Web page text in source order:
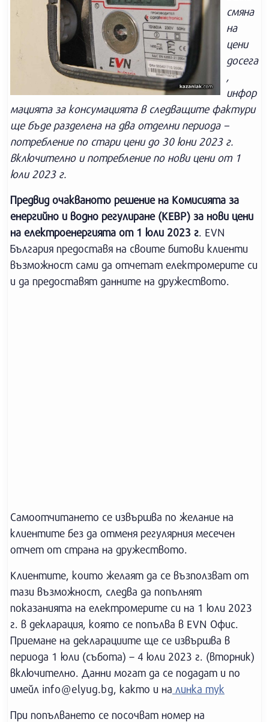
смяна
на
цени
досега
,
инфор
мацията за консумацията в следващите фактури
ще бъде разделена на два отделни периода –
потребление по стари цени до 30 юни 2023 г.
включително и потребление по нови цени от 1
юли 2023 г.
Предвид очакваното решение на Комисията за
енергийно и водно регулиране (КЕВР) за нови цени
на електроенергията от 1 юли 2023 г. EVN
България предоставя на своите битови клиенти
възможност сами да отчетат електромерите си
и да предоставят данните на дружеството.
Самоотчитането се извършва по желание на
клиентите без да отменя регулярния месечен
отчет от страна на дружеството.
Клиентите, които желаят да се възползват от
тази възможност, следва да попълнят
показанията на електромерите си на 1 юли 2023
г. в декларация, която се попълва в EVN Офис.
Приемане на декларациите ще се извършва в
периода 1 юли (събота) – 4 юли 2023 г. (вторник)
включително. Данни могат да се подадат и по
имейл info@elyug.bg, както и на линка тук
При попълването се посочват номер на